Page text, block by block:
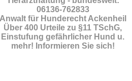
06136-762833
für Hunderecht Ackenheil
Über 400 Urteile zu §11 TSchG,
Einstufung gefährlicher Hund u.
mehr! Informieren Sie sich!